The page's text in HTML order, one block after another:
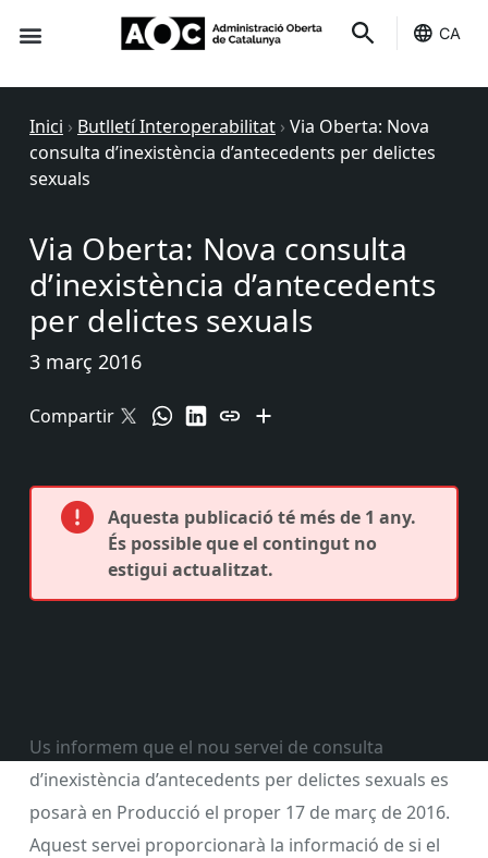
CA
Inici › Butlletí Interoperabilitat › Via Oberta: Nova
consulta d’inexistència d’antecedents per delictes
sexuals
Via Oberta: Nova consulta
d’inexistència d’antecedents
per delictes sexuals
3 març 2016
Compartir
Aquesta publicació té més de 1 any.
És possible que el contingut no
estigui actualitzat.
Us informem que el nou servei de consulta
d’inexistència d’antecedents per delictes sexuals es
posarà en Producció el proper 17 de març de 2016.
Aquest servei proporcionarà la informació de si el